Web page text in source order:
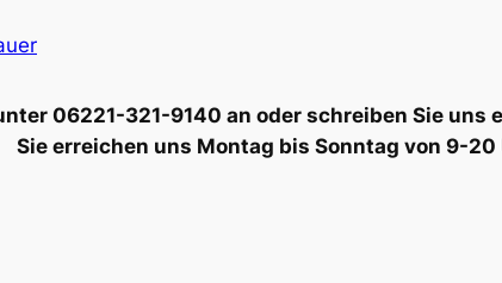
06221-321-9140 an oder schreiben Sie
Sie erreichen uns Montag bis Sonntag von 9-20